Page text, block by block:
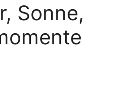
Sonne,